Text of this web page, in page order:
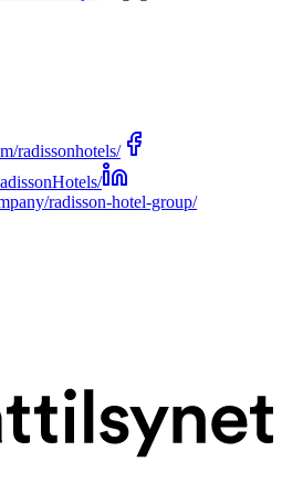
radissonhotels/
radisson-hotel-group/